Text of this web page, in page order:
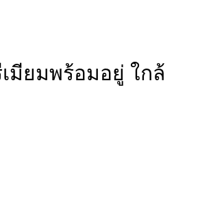
มียมพร้อมอยู่ ใกล้